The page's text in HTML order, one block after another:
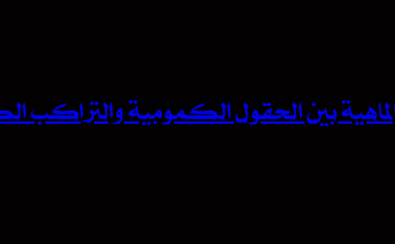
بين الحقول الكمومية